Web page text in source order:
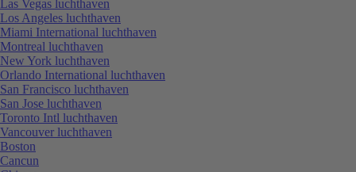
Las Vegas luchthaven
Los Angeles luchthaven
Miami International luchthaven
Montreal luchthaven
New York luchthaven
Orlando International luchthaven
San Francisco luchthaven
San Jose luchthaven
Toronto Intl luchthaven
Vancouver luchthaven
Boston
Cancun